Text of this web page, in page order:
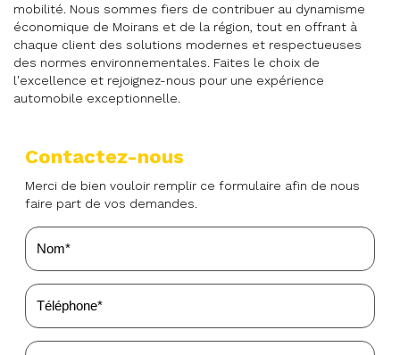
mobilité. Nous sommes fiers de contribuer au dynamisme
économique de Moirans et de la région, tout en offrant à
chaque client des solutions modernes et respectueuses
des normes environnementales. Faites le choix de
l'excellence et rejoignez-nous pour une expérience
automobile exceptionnelle.
Contactez-nous
Merci de bien vouloir remplir ce formulaire afin de nous
faire part de vos demandes.